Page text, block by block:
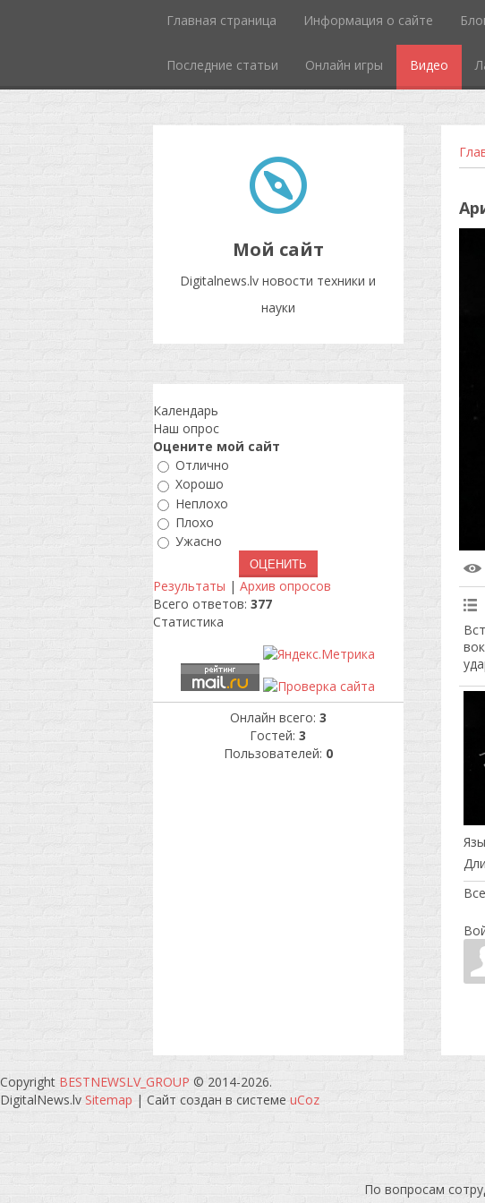
Главная страница Информация о сайте
Последние статьи Онлайн игры Видео
Мой сайт
Digitalnews.lv новости техники и
науки
Календарь
Наш опрос
Оцените мой сайт
Отлично
Хорошо
Неплохо
Плохо
Ужасно
Результаты | Архив опросов
Всего ответов: 377
Статистика
Онлайн всего: 3
Гостей: 3
Пользователей: 0
Copyright BESTNEWSLV_GROUP © 2014-2026.
DigitalNews.lv Sitemap | Сайт создан в системе uCoz
По вопросам